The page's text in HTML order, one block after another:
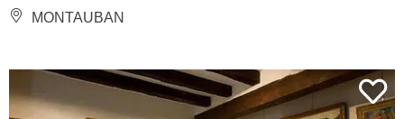
MONTAUBAN